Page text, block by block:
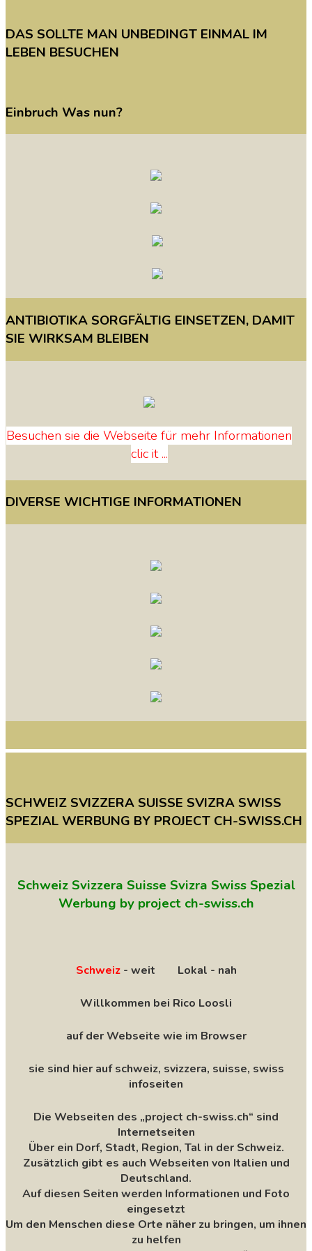
DAS SOLLTE MAN UNBEDINGT EINMAL IM
LEBEN BESUCHEN
Einbruch Was nun?
ANTIBIOTIKASORGFÄLTIG EINSETZEN, DAMIT
SIE WIRKSAM BLEIBEN
Besuchen sie die Webseite für mehr Informationen
clic it ...
DIVERSE WICHTIGE INFORMATIONEN
SCHWEIZSVIZZERASUISSE SVIZRASWISS
SPEZIAL WERBUNG BY PROJECT CH-SWISS.CH
Schweiz Svizzera Suisse Svizra Swiss Spezial
Werbung by project ch-swiss.ch
Schweiz - weit Lokal - nah
Willkommen bei Rico Loosli
auf der Webseite wie im Browser
sie sind hier auf schweiz, svizzera, suisse, swiss
infoseiten
Die Webseiten des „project ch-swiss.ch“ sind
Internetseiten
Über ein Dorf, Stadt, Region, Tal in der Schweiz.
Zusätzlich gibt es auch Webseiten von Italien und
Deutschland.
Auf diesen Seiten werden Informationen und Foto
eingesetzt
Um den Menschen diese Orte näher zu bringen, um ihnen
zu helfen